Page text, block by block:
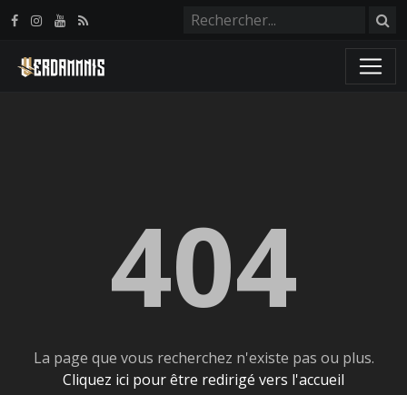
404
La page que vous recherchez n'existe pas ou plus.
Cliquez ici pour être redirigé vers l'accueil
Panneau de gestion des cookies